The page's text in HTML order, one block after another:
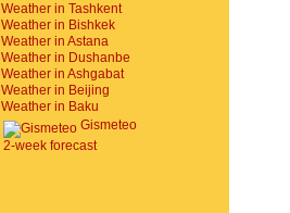
Weather in Tashkent
Weather in Bishkek
Weather in Astana
Weather in Dushanbe
Weather in Ashgabat
Weather in Beijing
Weather in Baku
Gismeteo
2-week forecast